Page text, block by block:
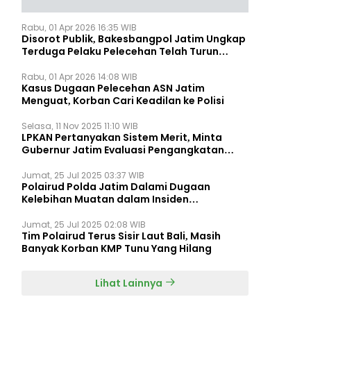
Rabu, 01 Apr 2026 16:35 WIB
Disorot Publik, Bakesbangpol Jatim Ungkap
Terduga Pelaku Pelecehan Telah Turun
Rabu, 01 Apr 2026 14:08 WIB
Kasus Dugaan Pelecehan ASN Jatim
Menguat, Korban Cari Keadilan ke Polisi
Selasa, 11 Nov 2025 11:10 WIB
LPKAN Pertanyakan Sistem Merit, Minta
Gubernur Jatim Evaluasi Pengangkatan
Jumat, 25 Jul 2025 03:37 WIB
Polairud Polda Jatim Dalami Dugaan
Kelebihan Muatan dalam Insiden
Jumat, 25 Jul 2025 02:08 WIB
Tim Polairud Terus Sisir Laut Bali, Masih
Banyak Korban KMP Tunu Yang Hilang
Lihat Lainnya